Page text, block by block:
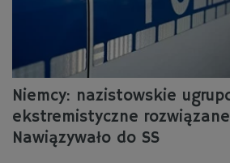
Niemcy: nazistowskie
ekstremistyczne rozwiązane
Nawiązywało do SS